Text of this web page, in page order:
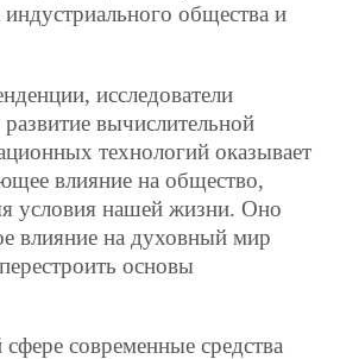
общества и
исследователи
вычислительной
технологий оказывает
влияние на общество,
условия нашей жизни. Оно
влияние на духовный мир
основы
современные средства